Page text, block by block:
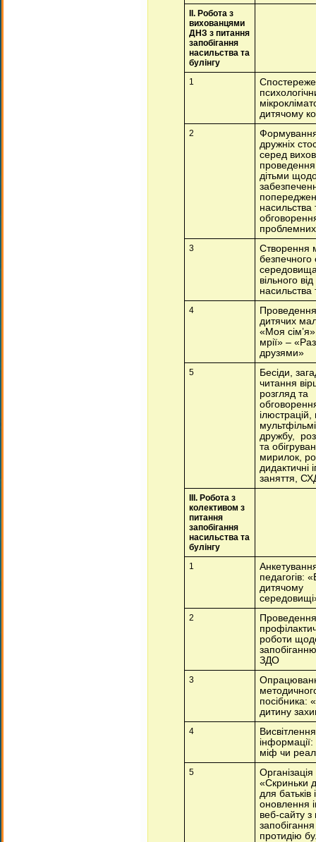
ІІ. Робота з
вихованцями
ДНЗ з питання
запобігання
насильства та
булінгу
1
дитячому
2
дружніх
серед
проведення
дітьми
насильства
проблемних
3
Створення
безпечного
вільного від
насильства
4
дитячих
«Моя
мрії» –
друзями»
5
Бесіди,
читання
розгляд та
дружбу,
та
мирилок,
дидактичні
заняття,
ІІІ. Робота з
колективом з
питання
запобігання
насильства та
булінгу
1
педагогів:
дитячому
2
Проведення
роботи
ЗДО
3
посібника:
дитину
4
Висвітлення
міф чи
5
«Скриньки
для батьків
оновлення
веб-сайту
протидію